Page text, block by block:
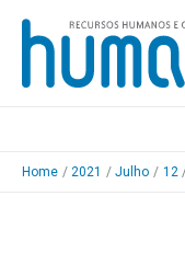
Skip
content
Home 2021 Julho 12